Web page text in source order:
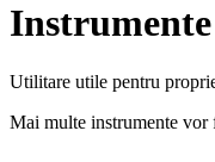
Utilitare utile pentru
Mai multe instrumente vor